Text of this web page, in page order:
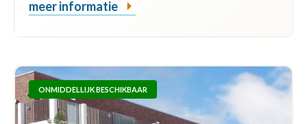
meer informatie
ONMIDDELLIJK BESCHIKBAAR